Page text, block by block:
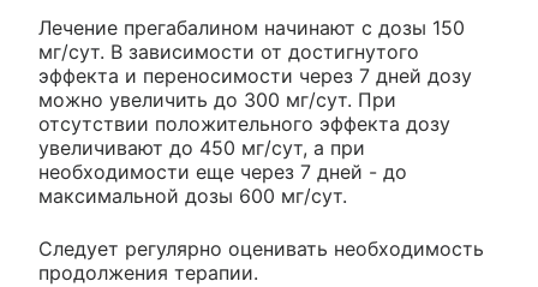
Лечение прегабалином начинают с дозы 150
мг/сут. В зависимости от достигнутого
эффекта и переносимости через 7 дней дозу
можно увеличить до 300 мг/сут. При
отсутствии положительного эффекта дозу
увеличивают до 450 мг/сут, а при
необходимости еще через 7 дней - до
максимальной дозы 600 мг/сут.
Следует регулярно оценивать необходимость
продолжения терапии.